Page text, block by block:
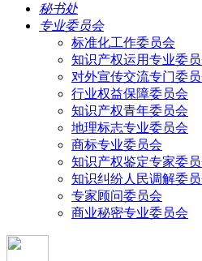
秘书处
专业委员会
标准化工作委员会
知识产权运用专业委
对外宣传交流专门委
行业权益保障委员会
知识产权青年委员会
地理标志专业委员会
商标专业委员会
知识产权鉴定专家委
知识纠纷人民调解委
专家顾问委员会
商业秘密专业委员会